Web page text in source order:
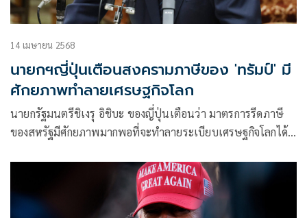
14 เมษายน 2568
นายกฯญี่ปุ่นเตือนสงครามภาษีของ 'ทรัมป์' มี
ศักยภาพทำลายเศรษฐกิจโลก
นายกรัฐมนตรีชิเงรุ อิชิบะ ของญี่ปุ่นเตือนว่า มาตรการรีดภาษี
ของสหรัฐมีศักยภาพมากพอที่จะทำลายระเบียบเศรษฐกิจโลกได้